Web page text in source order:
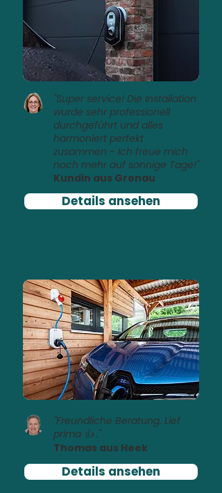
"Super service! Die Installation
wurde sehr professionell
durchgeführt und alles
harmoniert perfekt
zusammen - Ich freue mich
noch mehr auf sonnige Tage!"
Kundin aus Gronau
Details ansehen
"Freundliche Beratung. Lief
prima 👍 ."
Thomas aus Heek
Details ansehen